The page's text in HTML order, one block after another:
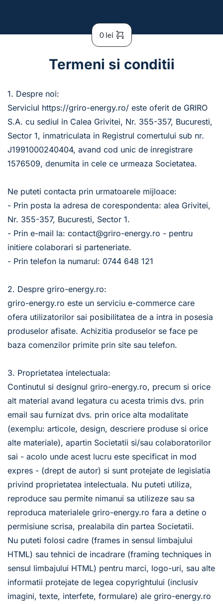
0 lei
Termeni si conditii
1. Despre noi:
Serviciul https://griro-energy.ro/ este oferit de GRIRO
S.A. cu sediul in Calea Grivitei, Nr. 355-357, Bucuresti,
Sector 1, inmatriculata in Registrul comertului sub nr.
J1991000240404, avand cod unic de inregistrare
1576509, denumita in cele ce urmeaza Societatea.
Ne puteti contacta prin urmatoarele mijloace:
- Prin posta la adresa de corespondenta: alea Grivitei,
Nr. 355-357, Bucuresti, Sector 1.
- Prin e-mail la: contact@griro-energy.ro - pentru
initiere colaborari si parteneriate.
- Prin telefon la numarul: 0744 648 121
2. Despre griro-energy.ro:
griro-energy.ro este un serviciu e-commerce care
ofera utilizatorilor sai posibilitatea de a intra in posesia
produselor afisate. Achizitia produselor se face pe
baza comenzilor primite prin site sau telefon.
3. Proprietatea intelectuala:
Continutul si designul griro-energy.ro, precum si orice
alt material avand legatura cu acesta trimis dvs. prin
email sau furnizat dvs. prin orice alta modalitate
(exemplu: articole, design, descriere produse si orice
alte materiale), apartin Societatii si/sau colaboratorilor
sai - acolo unde acest lucru este specificat in mod
expres - (drept de autor) si sunt protejate de legislatia
privind proprietatea intelectuala. Nu puteti utiliza,
reproduce sau permite nimanui sa utilizeze sau sa
reproduca materialele griro-energy.ro fara a detine o
permisiune scrisa, prealabila din partea Societatii.
Nu puteti folosi cadre (frames in sensul limbajului
HTML) sau tehnici de incadrare (framing techniques in
sensul limbajului HTML) pentru marci, logo-uri, sau alte
informatii protejate de legea copyrightului (inclusiv
imagini, texte, interfete, formulare) ale griro-energy.ro